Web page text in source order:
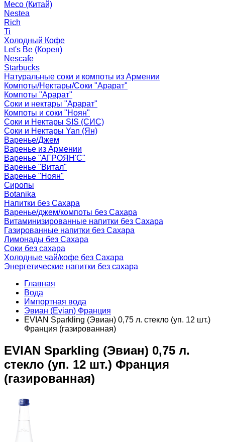
Meco (Китай)
Nestea
Rich
Ti
Холодный Кофе
Let's Be (Корея)
Nescafe
Starbucks
Натуральные соки и компоты из Армении
Компоты/Нектары/Соки "Арарат"
Компоты "Арарат"
Соки и нектары "Арарат"
Компоты и соки "Ноян"
Соки и Нектары SIS (СИС)
Соки и Нектары Yan (Ян)
Варенье/Джем
Варенье из Армении
Варенье "АГРОЯН'С"
Варенье "Витал"
Варенье "Ноян"
Сиропы
Botanika
Напитки без Сахара
Варенье/джем/компоты без Сахара
Витаминизированные напитки без Сахара
Газированные напитки без Сахара
Лимонады без Сахара
Соки без сахара
Холодные чай/кофе без Сахара
Энергетические напитки без сахара
Главная
Вода
Импортная вода
Эвиан (Evian) Франция
EVIAN Sparkling (Эвиан) 0,75 л. стекло (уп. 12 шт.)
Франция (газированная)
EVIAN Sparkling (Эвиан) 0,75 л.
стекло (уп. 12 шт.) Франция
(газированная)